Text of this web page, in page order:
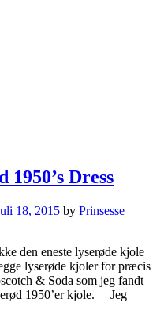
Dress
18, 2015 by Prinsesse
den eneste lyserøde kjole
lyserøde kjoler for præcis
& Soda som jeg fandt
1950’er kjole. Jeg